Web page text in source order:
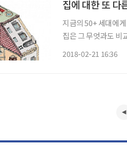
집에 대한 또 다
지금의 50+ 세대에
집은 그 무엇과도 비
2018-02-21 16:36